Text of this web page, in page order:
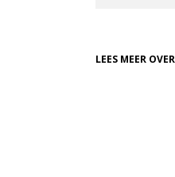
LEES MEER OVER